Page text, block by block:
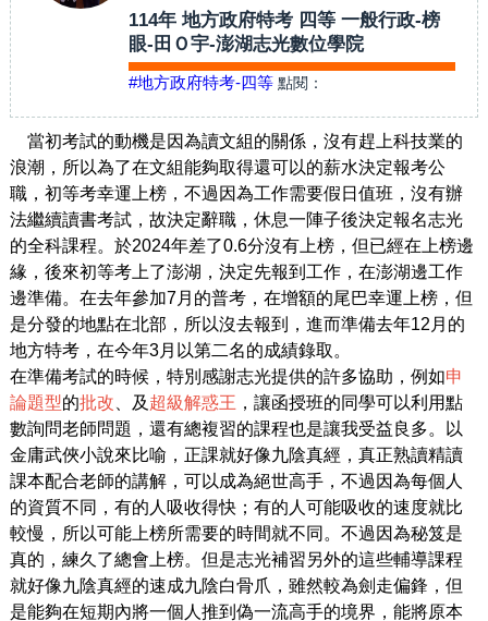
114年 地方政府特考 四等 一般行政-榜
眼-田Ｏ宇-澎湖志光數位學院
#地方政府特考-四等 點閱：
當初考試的動機是因為讀文組的關係，沒有趕上科技業的
浪潮，所以為了在文組能夠取得還可以的薪水決定報考公
職，初等考幸運上榜，不過因為工作需要假日值班，沒有辦
法繼續讀書考試，故決定辭職，休息一陣子後決定報名志光
的全科課程。於2024年差了0.6分沒有上榜，但已經在上榜邊
緣，後來初等考上了澎湖，決定先報到工作，在澎湖邊工作
邊準備。在去年參加7月的普考，在增額的尾巴幸運上榜，但
是分發的地點在北部，所以沒去報到，進而準備去年12月的
地方特考，在今年3月以第二名的成績錄取。
在準備考試的時候，特別感謝志光提供的許多協助，例如申
論題型的批改 、及 超級解惑王 ，讓函授班的同學可以利用點
數詢問老師問題，還有總複習的課程也是讓我受益良多。以
金庸武俠小說來比喻，正課就好像九陰真經，真正熟讀精讀
課本配合老師的講解，可以成為絕世高手，不過因為每個人
的資質不同，有的人吸收得快；有的人可能吸收的速度就比
較慢，所以可能上榜所需要的時間就不同。不過因為秘笈是
真的，練久了總會上榜。但是志光補習另外的這些輔導課程
就好像九陰真經的速成九陰白骨爪，雖然較為劍走偏鋒，但
是能夠在短期內將一個人推到偽一流高手的境界，能將原本